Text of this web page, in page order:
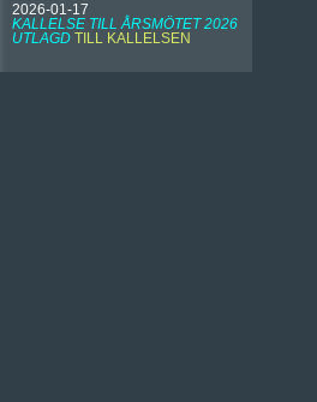
2026-01-17
KALLELSE TILL ÅRSMÖTET 2026
UTLAGD TILL KALLELSEN